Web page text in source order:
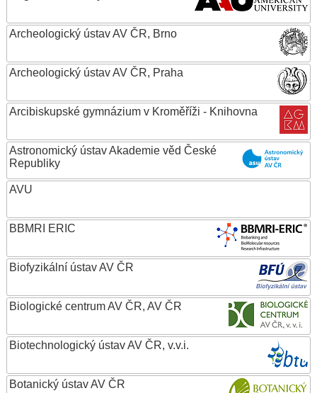
Archeologický ústav AV ČR, Brno
Archeologický ústav AV ČR, Praha
Arcibiskupské gymnázium v Kroměříži - Knihovna
Astronomický ústav Akademie věd České
Republiky
AVU
BBMRI ERIC
Biofyzikální ústav AV ČR
Biologické centrum AV ČR, AV ČR
Biotechnologický ústav AV ČR, v.v.i.
Botanický ústav AV ČR